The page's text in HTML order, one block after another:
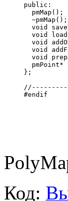
public:
pmMap();
~pmMap();
void
void
void
void
void
pmPoint*
};
#endif
Код: